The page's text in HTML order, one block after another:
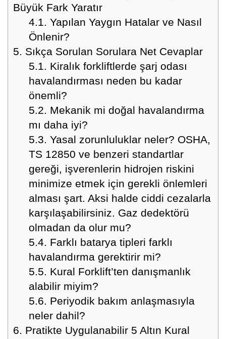
Büyük Fark Yaratır
4.1. Yapılan Yaygın Hatalar ve Nasıl
Önlenir?
5. Sıkça Sorulan Sorulara Net Cevaplar
5.1. Kiralık forkliftlerde şarj odası
havalandırması neden bu kadar
önemli?
5.2. Mekanik mi doğal havalandırma
mı daha iyi?
5.3. Yasal zorunluluklar neler? OSHA,
TS 12850 ve benzeri standartlar
gereği, işverenlerin hidrojen riskini
minimize etmek için gerekli önlemleri
alması şart. Aksi halde ciddi cezalarla
karşılaşabilirsiniz. Gaz dedektörü
olmadan da olur mu?
5.4. Farklı batarya tipleri farklı
havalandırma gerektirir mi?
5.5. Kural Forklift’ten danışmanlık
alabilir miyim?
5.6. Periyodik bakım anlaşmasıyla
neler dahil?
6. Pratikte Uygulanabilir 5 Altın Kural